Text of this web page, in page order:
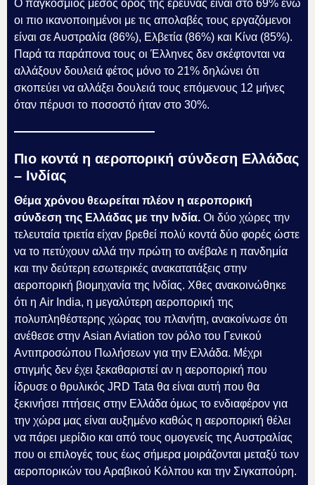
Ο παγκόσμιος μέσος όρος της έρευνας είναι στο 69% ενώ
οι πιο ικανοποιημένοι με τις απολαβές τους εργαζόμενοι
είναι σε Αυστραλία (86%), Ελβετία (86%) και Κίνα (85%).
Παρά τα παράπονα τους οι Έλληνες δεν σκέφτονται να
αλλάξουν δουλειά φέτος μόνο το 21% δηλώνει ότι
σκοπεύει να αλλάξει δουλειά τους επόμενους 12 μήνες
όταν πέρυσι το ποσοστό ήταν στο 30%.
Πιο κοντά η αεροπορική σύνδεση Ελλάδας
– Ινδίας
Θέμα χρόνου θεωρείται πλέον η αεροπορική
σύνδεση της Ελλάδας με την Ινδία. Οι δύο χώρες την
τελευταία τριετία είχαν βρεθεί πολύ κοντά δύο φορές ώστε
να το πετύχουν αλλά την πρώτη το ανέβαλε η πανδημία
και την δεύτερη εσωτερικές ανακατατάξεις στην
αεροπορική βιομηχανία της Ινδίας. Χθες ανακοινώθηκε
ότι η Air India, η μεγαλύτερη αεροπορική της
πολυπληθέστερης χώρας του πλανήτη, ανακοίνωσε ότι
ανέθεσε στην Asian Aviation τον ρόλο του Γενικού
Αντιπροσώπου Πωλήσεων για την Ελλάδα. Μέχρι
στιγμής δεν έχει ξεκαθαριστεί αν η αεροπορική που
ίδρυσε ο θρυλικός JRD Tata θα είναι αυτή που θα
ξεκινήσει πτήσεις στην Ελλάδα όμως το ενδιαφέρον για
την χώρα μας είναι αυξημένο καθώς η αεροπορική θέλει
να πάρει μερίδιο και από τους ομογενείς της Αυστραλίας
που οι επιλογές τους έως σήμερα μοιράζονται μεταξύ των
αεροπορικών του Αραβικού Κόλπου και την Σιγκαπούρη.